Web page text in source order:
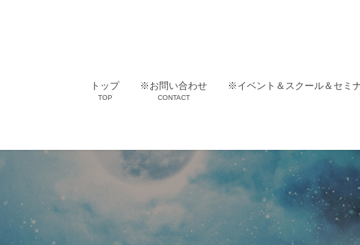
トップ
TOP
※お問い合わせ
CONTACT
※イベント＆スクール＆セミ